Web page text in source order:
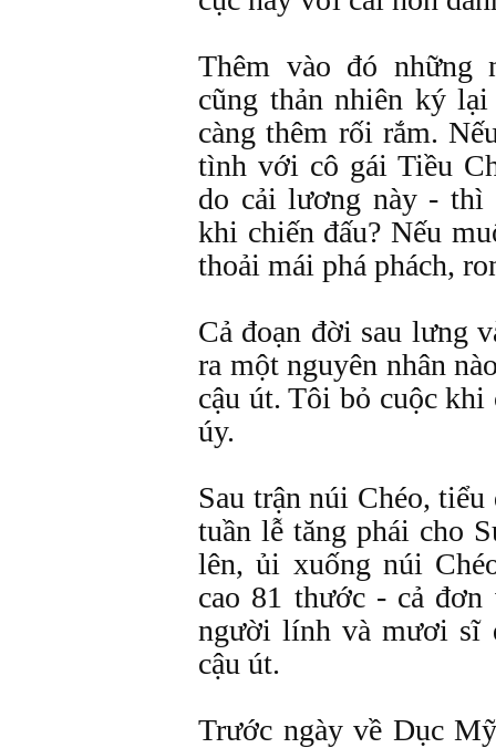
Thêm vào đó những
cũng thản nhiên ký
càng thêm rối rắm.
tình với cô gái Tiều
do cải lương này - thì
khi chiến đấu? Nếu
thoải mái phá phách,
Cả đoạn đời sau lưng
ra một nguyên nhân
cậu út. Tôi bỏ cuộc
úy.
Sau trận núi Chéo,
tuần lễ tăng phái cho
lên, ủi xuống núi
cao 81 thước - cả
người lính và mươi sĩ
cậu út.
Trước ngày về Dục